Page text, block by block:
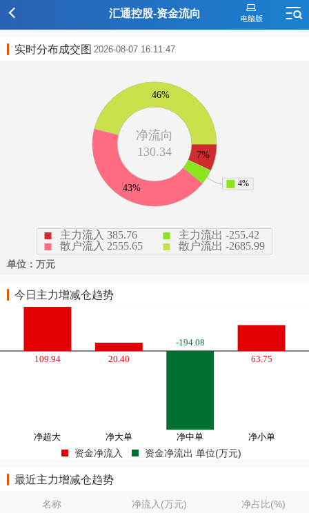
汇通控股-资金流向
实时分布成交图 2026-08-07 16:11:47
今日主力增减仓趋势
资金净流入 资金净流出 单位(万元)
最近主力增减仓趋势
名称 净流入(万元) 净占比(%)